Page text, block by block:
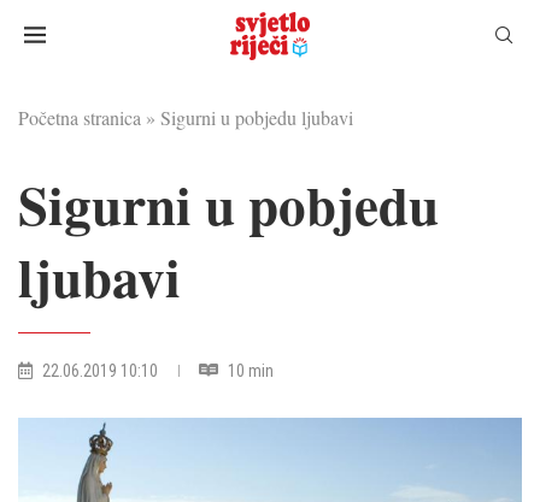
Početna stranica » Sigurni u pobjedu ljubavi
Sigurni u pobjedu
ljubavi
22.06.2019 10:10 10 min